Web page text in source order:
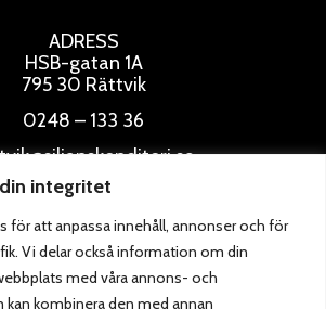
integritet
för att anpassa innehåll, annonser och för
Vi delar också information om din
med våra annons- och
kan kombinera den med annan
ADRESS
HSB-gatan 1A
795 30 Rättvik
0248 – 133 36
ÖPPETTIDER